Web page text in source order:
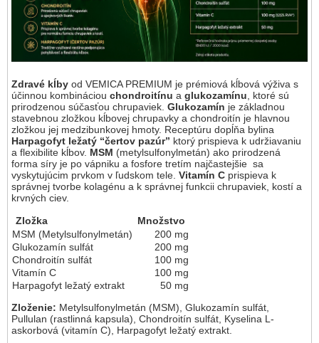
Zdravé kĺby od VEMICA PREMIUM je prémiová kĺbová výživa s
účinnou kombináciou chondroitínu a glukozamínu , ktoré sú
prirodzenou súčasťou chrupaviek. Glukozamín je základnou
stavebnou zložkou kĺbovej chrupavky a chondroitín je hlavnou
zložkou jej medzibunkovej hmoty. Receptúru dopĺňa bylina
Harpagofyt ležatý “čertov pazúr” ktorý prispieva k udržiavaniu
a flexibilite kĺbov. MSM (metylsulfonylmetán) ako prirodzená
forma síry je po vápniku a fosfore tretím najčastejšie sa
vyskytujúcim prvkom v ľudskom tele. Vitamín C prispieva k
správnej tvorbe kolagénu a k správnej funkcii chrupaviek, kostí a
krvných ciev.
Zložka
Množstvo
MSM (Metylsulfonylmetán)
200 mg
Glukozamín sulfát
200 mg
Chondroitín sulfát
100 mg
Vitamín C
100 mg
Harpagofyt ležatý extrakt
50 mg
Zloženie: Metylsulfonylmetán (MSM), Glukozamín sulfát,
Pullulan (rastlinná kapsula), Chondroitín sulfát, Kyselina L-
askorbová (vitamín C), Harpagofyt ležatý extrakt.